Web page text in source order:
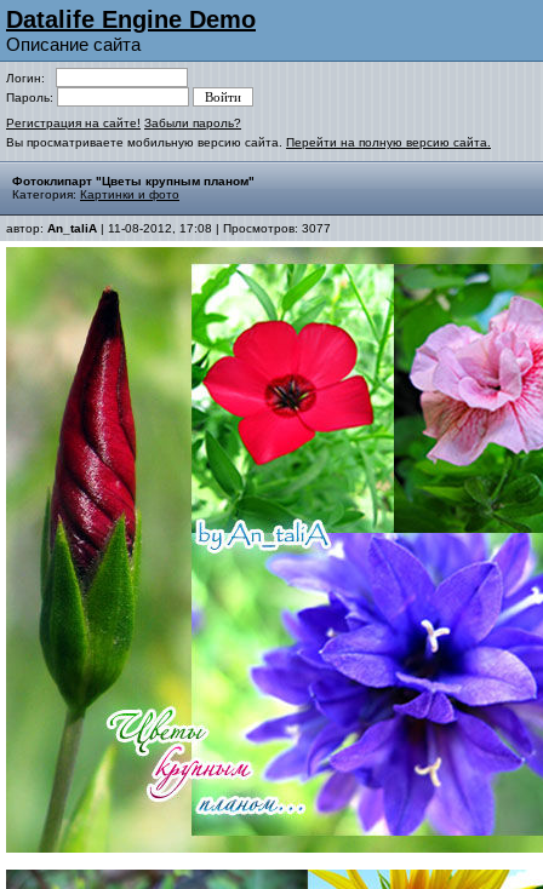
Datalife Engine Demo
Описание сайта
Логин:
Пароль:
Регистрация на сайте! Забыли пароль?
Вы просматриваете мобильную версию сайта. Перейти на полную версию сайта.
Фотоклипарт "Цветы крупным планом"
Категория: Картинки и фото
автор: An_taliA | 11-08-2012, 17:08 | Просмотров: 3077